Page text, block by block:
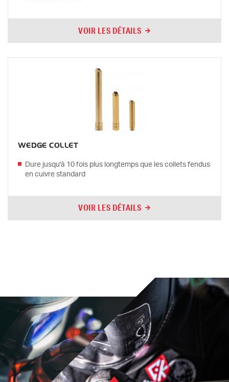
VOIR LES DÉTAILS
WEDGE COLLET
Dure jusqu'à 10 fois plus longtemps que les collets fendus
en cuivre standard
VOIR LES DÉTAILS